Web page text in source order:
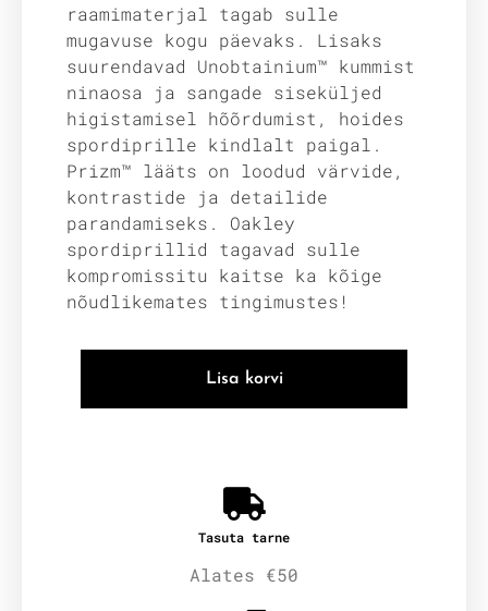
raamimaterjal tagab sulle
mugavuse kogu päevaks. Lisaks
suurendavad Unobtainium™ kummist
ninaosa ja sangade siseküljed
higistamisel hõõrdumist, hoides
spordiprille kindlalt paigal.
Prizm™ lääts on loodud värvide,
kontrastide ja detailide
parandamiseks. Oakley
spordiprillid tagavad sulle
kompromissitu kaitse ka kõige
nõudlikemates tingimustes!
Lisa korvi
Tasuta tarne
Alates €50